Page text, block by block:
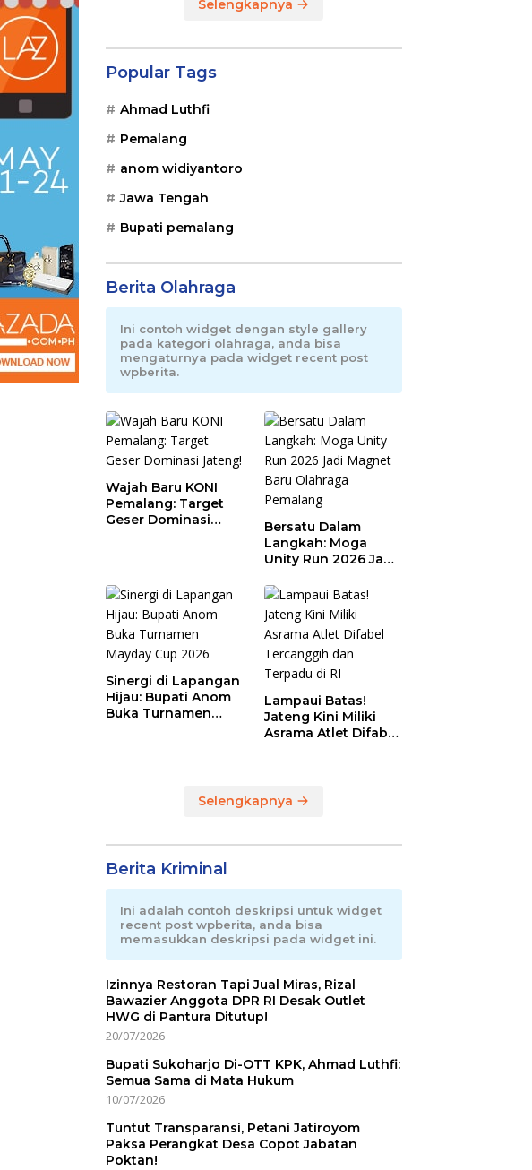
Selengkapnya
Popular Tags
Ahmad Luthfi
Pemalang
anom widiyantoro
Jawa Tengah
Bupati pemalang
Berita Olahraga
Ini contoh widget dengan style gallery
pada kategori olahraga, anda bisa
mengaturnya pada widget recent post
wpberita.
Wajah Baru KONI
Pemalang: Target
Geser Dominasi
Bersatu Dalam
Langkah: Moga
Unity Run 2026 Jadi
Olahraga Pemalang
Sinergi di Lapangan
Hijau: Bupati Anom
Buka Turnamen
Lampaui Batas!
Jateng Kini Miliki
Asrama Atlet Difabel
Selengkapnya
Berita Kriminal
Ini adalah contoh deskripsi untuk widget
recent post wpberita, anda bisa
memasukkan deskripsi pada widget ini.
Izinnya Restoran Tapi Jual Miras, Rizal
Bawazier Anggota DPR RI Desak Outlet
HWG di Pantura Ditutup!
20/07/2026
Bupati Sukoharjo Di-OTT KPK, Ahmad Luthfi:
Semua Sama di Mata Hukum
10/07/2026
Tuntut Transparansi, Petani Jatiroyom
Paksa Perangkat Desa Copot Jabatan
Poktan!